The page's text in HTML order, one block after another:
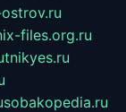
files.org.ru
sobakopedia.ru